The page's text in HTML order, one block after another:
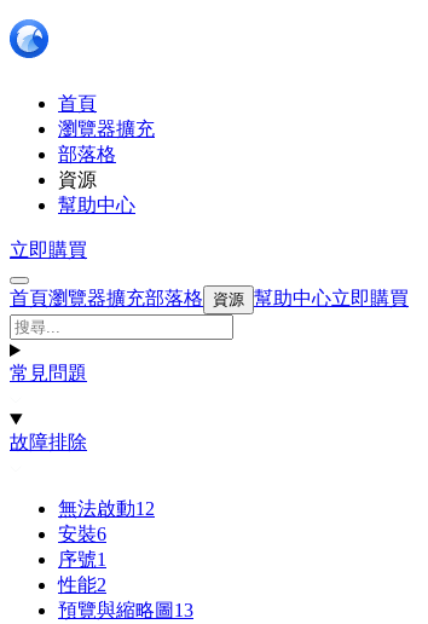
首頁
瀏覽器擴充
部落格
資源
幫助中心
立即購買
首頁瀏覽器擴充部落格 資源 幫助中心立即購買
常見問題
故障排除
無法啟動12
安裝6
序號1
性能2
預覽與縮略圖 13